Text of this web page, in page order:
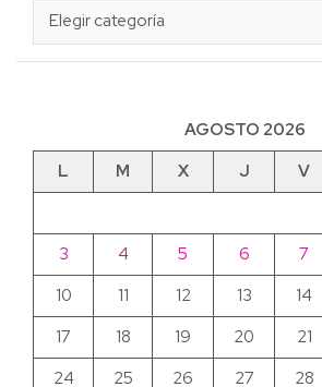
AGOSTO 2026
L
M X J V
3
4 5 6 7
10
11 12 13 14
17
18 19 20 21
24
25 26 27 28